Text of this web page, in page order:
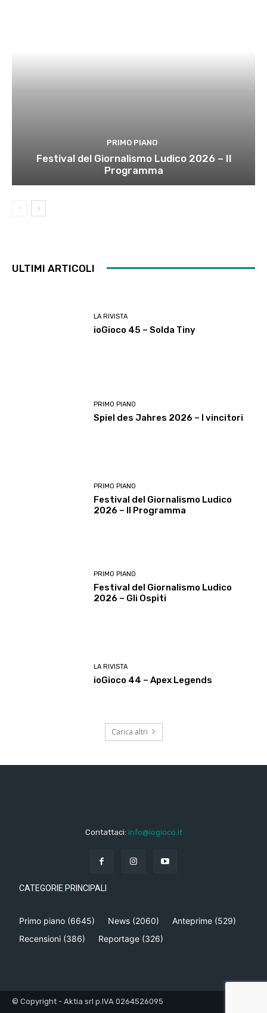
PRIMO PIANO
Festival del Giornalismo Ludico 2026 – Il
Programma
ULTIMI ARTICOLI
LA RIVISTA
ioGioco 45 – Solda Tiny
PRIMO PIANO
Spiel des Jahres 2026 – I vincitori
PRIMO PIANO
Festival del Giornalismo Ludico
2026 – Il Programma
PRIMO PIANO
Festival del Giornalismo Ludico
2026 – Gli Ospiti
LA RIVISTA
ioGioco 44 – Apex Legends
Carica altri
Contattaci: info@iogioco.it
CATEGORIE PRINCIPALI
Primo piano (6645) News (2060) Anteprime (529)
Recensioni (386) Reportage (326)
© Copyright - Aktia srl p.IVA 0264526095